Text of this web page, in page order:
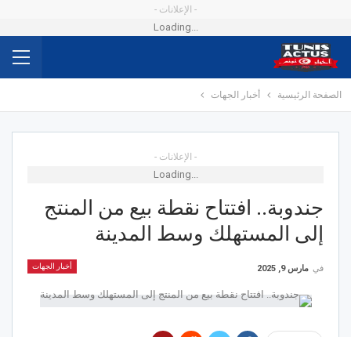
- الإعلانات -
Loading...
الصفحة الرئيسية أخبار الجهات
- الإعلانات -
Loading...
جندوبة.. افتتاح نقطة بيع من المنتج
إلى المستهلك وسط المدينة
أخبار الجهات في مارس 9, 2025